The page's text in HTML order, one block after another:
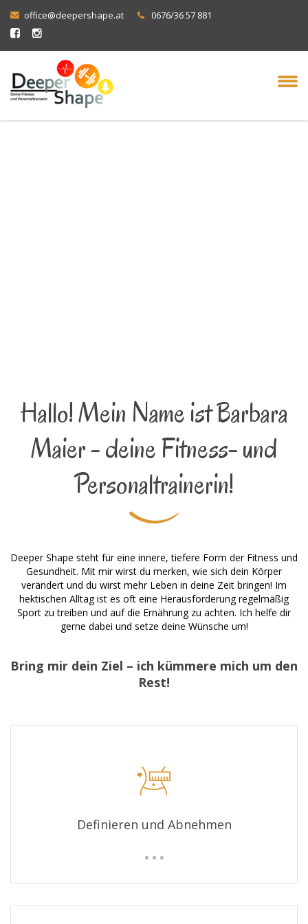
office@deepershape.at 0676/36 57 881
Hallo! Mein Name ist Barbara
Maier - deine Fitness- und
Personaltrainerin!
Deeper Shape steht für eine innere, tiefere Form der Fitness und
Gesundheit. Mit mir wirst du merken, wie sich dein Körper
verändert und du wirst mehr Leben in deine Zeit bringen! Im
hektischen Alltag ist es oft eine Herausforderung regelmäßig
Sport zu treiben und auf die Ernährung zu achten. Ich helfe dir
gerne dabei und setze deine Wünsche um!
Bring mir dein Ziel – ich kümmere mich um den
Rest!
Definieren und Abnehmen